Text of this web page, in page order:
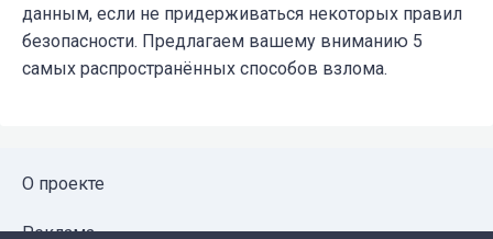
данным, если не придерживаться некоторых правил
безопасности. Предлагаем вашему вниманию 5
самых распространённых способов взлома.
О проекте
Реклама